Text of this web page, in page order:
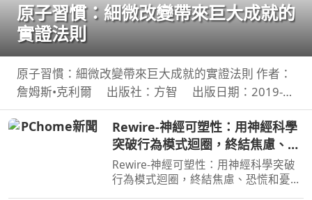
原子習慣：細微改變帶來巨大成就的
實證法則
原子習慣：細微改變帶來巨大成就的實證法則 作者：
詹姆斯•克利爾 出版社：方智 出版日期：2019-
06-01 00:00:00 每天都進步1%，一年後，你會進步
37倍；每天都退步1%，一年後，你會弱化到趨近於
Rewire-神經可塑性：用神經科學
突破行為模式迴圈，終結焦慮、恐
慌和憂鬱，實現最佳的心理健康
Rewire-神經可塑性：用神經科學突破
行為模式迴圈，終結焦慮、恐慌和憂